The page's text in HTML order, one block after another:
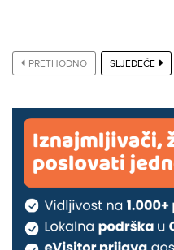
PRETHODNO SLJEDEĆE